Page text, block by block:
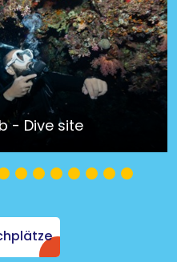
- Dive site